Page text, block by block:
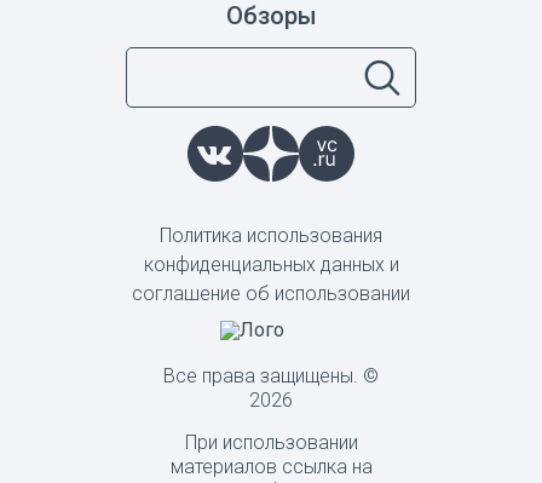
Все права защищены. ©
2026
При использовании
материалов ссылка на
Обзоры
Политика использования
конфиденциальных данных и
соглашение об использовании